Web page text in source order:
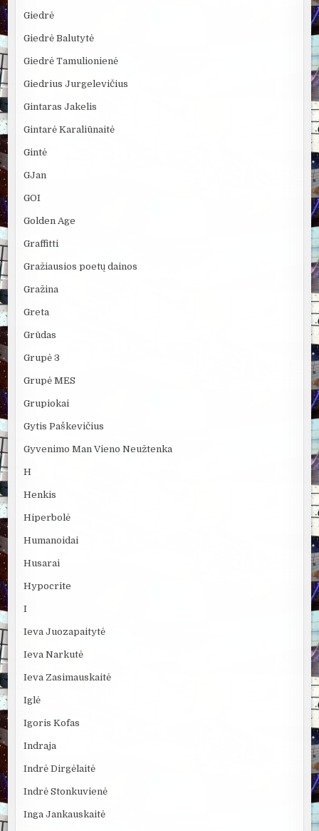
Giedrė
Giedrė Balutytė
Giedrė Tamulionienė
Giedrius Jurgelevičius
Gintaras Jakelis
Gintarė Karaliūnaitė
Gintė
GJan
GOI
Golden Age
Graffitti
Gražiausios poetų dainos
Gražina
Greta
Grūdas
Grupė 3
Grupė MES
Grupiokai
Gytis Paškevičius
Gyvenimo Man Vieno Neužtenka
H
Henkis
Hiperbolė
Humanoidai
Husarai
Hypocrite
I
Ieva Juozapaitytė
Ieva Narkutė
Ieva Zasimauskaitė
Iglė
Igoris Kofas
Indraja
Indrė Dirgėlaitė
Indrė Stonkuvienė
Inga Jankauskaitė